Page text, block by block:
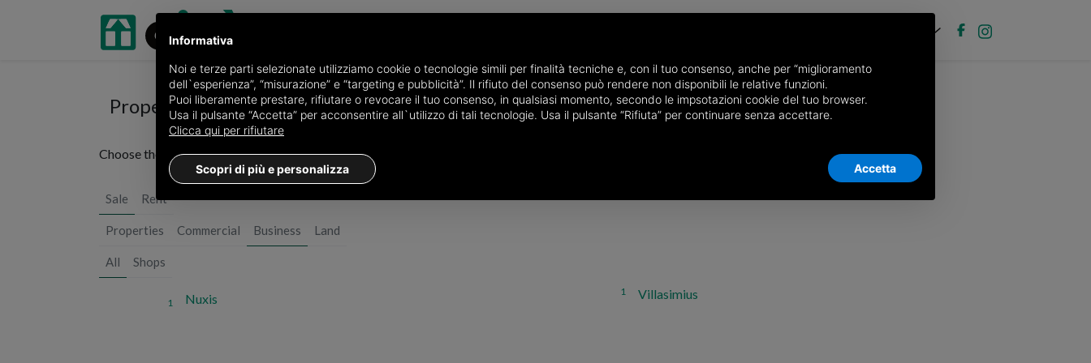
Properties for sale in Sud Sardegna
Choose the city orsee all 2 ads of business in the province of Sud Sardegna
Sale Rent
Properties Commercial Business Land
All Shops
1 Nuxis 1 Villasimius
Informativa
Noi e terze parti selezionate utilizziamo cookie o tecnologie simili per finalità tecniche e, con il tuo consenso, anche per “miglioramento
dell`esperienza”, “misurazione” e “targeting e pubblicità”. Il rifiuto del consenso può rendere non disponibili le relative funzioni.
Puoi liberamente prestare, rifiutare o revocare il tuo consenso, in qualsiasi momento, secondo le impsotazioni cookie del tuo browser.
Usa il pulsante “Accetta” per acconsentire all`utilizzo di tali tecnologie. Usa il pulsante “Rifiuta” per continuare senza accettare.
Clicca qui per rifiutare
Scopri di più e personalizza Accetta